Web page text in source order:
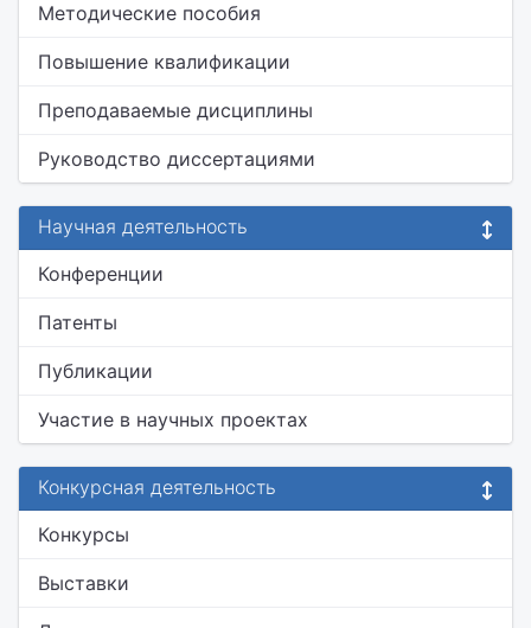
Методические пособия
Повышение квалификации
Преподаваемые дисциплины
Руководство диссертациями
Научная деятельность
Конференции
Патенты
Публикации
Участие в научных проектах
Конкурсная деятельность
Конкурсы
Выставки